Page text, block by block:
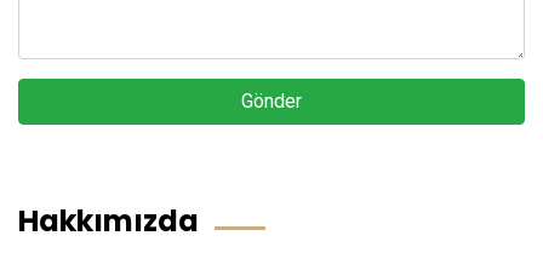
Gönder
Hakkımızda